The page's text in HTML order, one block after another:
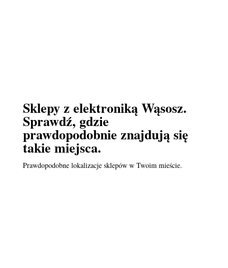
Sklepy z elektroniką Wąsosz.
Sprawdź, gdzie
prawdopodobnie znajdują się
takie miejsca.
Prawdopodobne lokalizacje sklepów w Twoim mieście.